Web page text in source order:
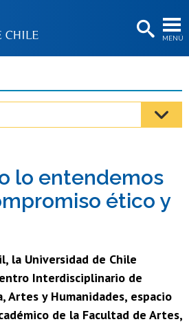
MENÚ
BIBLIOTECAS
Estudiantes
Funcionarias/os
Egresadas/os
lo entendemos
ético y
la Universidad de Chile
Interdisciplinario de
Artes y Humanidades, espacio
de la Facultad de Artes,